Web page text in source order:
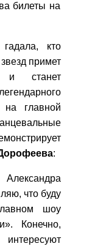
билеты на
кто
примет
станет
на главной
:
что буду
шоу
Конечно,